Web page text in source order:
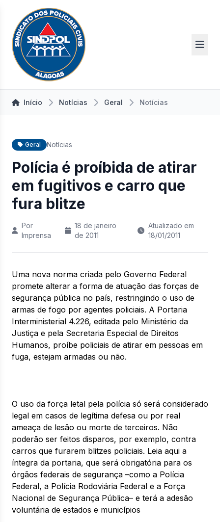
Início Notícias Geral Notícias
Geral Notícias
Polícia é proíbida de atirar
em fugitivos e carro que
fura blitze
Por
Imprensa
18 de janeiro
de 2011
Atualizado em
18/01/2011
Uma nova norma criada pelo Governo Federal
promete alterar a forma de atuação das forças de
segurança pública no país, restringindo o uso de
armas de fogo por agentes policiais. A Portaria
Interministerial 4.226, editada pelo Ministério da
Justiça e pela Secretaria Especial de Direitos
Humanos, proíbe policiais de atirar em pessoas em
fuga, estejam armadas ou não.
O uso da força letal pela polícia só será considerado
legal em casos de legítima defesa ou por real
ameaça de lesão ou morte de terceiros. Não
poderão ser feitos disparos, por exemplo, contra
carros que furarem blitzes policiais. Leia aqui a
íntegra da portaria, que será obrigatória para os
órgãos federais de segurança –como a Polícia
Federal, a Polícia Rodoviária Federal e a Força
Nacional de Segurança Pública– e terá a adesão
voluntária de estados e municípios